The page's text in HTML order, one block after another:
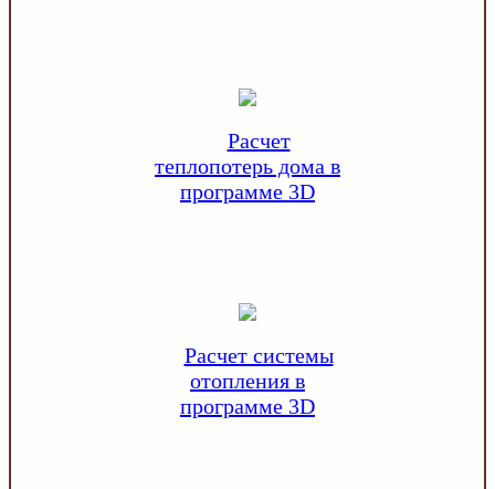
Расчет
теплопотерь дома в
программе 3D
Расчет системы
отопления в
программе 3D